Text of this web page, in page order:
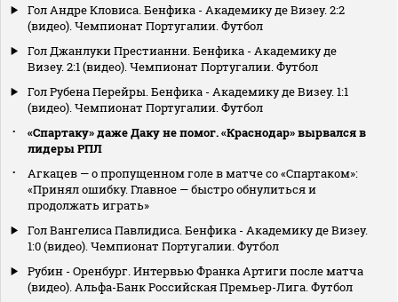
Гол Андре Кловиса. Бенфика - Академику де Визеу. 2:2
(видео). Чемпионат Португалии. Футбол
Гол Джанлуки Престианни. Бенфика - Академику де
Визеу. 2:1 (видео). Чемпионат Португалии. Футбол
Гол Рубена Перейры. Бенфика - Академику де Визеу. 1:1
(видео). Чемпионат Португалии. Футбол
«Спартаку» даже Даку не помог. «Краснодар» вырвался в
лидеры РПЛ
Агкацев — о пропущенном голе в матче со «Спартаком»:
«Принял ошибку. Главное — быстро обнулиться и
продолжать играть»
Гол Вангелиса Павлидиса. Бенфика - Академику де Визеу.
1:0 (видео). Чемпионат Португалии. Футбол
Рубин - Оренбург. Интервью Франка Артиги после матча
(видео). Альфа-Банк Российская Премьер-Лига. Футбол